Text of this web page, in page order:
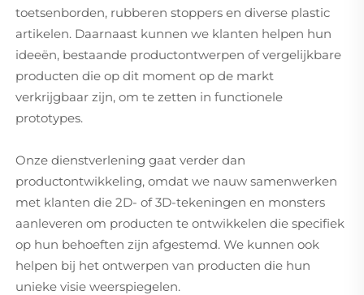
toetsenborden, rubberen stoppers en diverse plastic
artikelen. Daarnaast kunnen we klanten helpen hun
ideeën, bestaande productontwerpen of vergelijkbare
producten die op dit moment op de markt
verkrijgbaar zijn, om te zetten in functionele
prototypes.
Onze dienstverlening gaat verder dan
productontwikkeling, omdat we nauw samenwerken
met klanten die 2D- of 3D-tekeningen en monsters
aanleveren om producten te ontwikkelen die specifiek
op hun behoeften zijn afgestemd. We kunnen ook
helpen bij het ontwerpen van producten die hun
unieke visie weerspiegelen.